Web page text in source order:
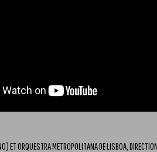
ET ORQUESTRA METROPOLITANA DE LISBOA,